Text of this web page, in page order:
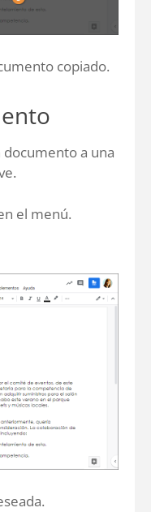
copiado.
a una
el menú.